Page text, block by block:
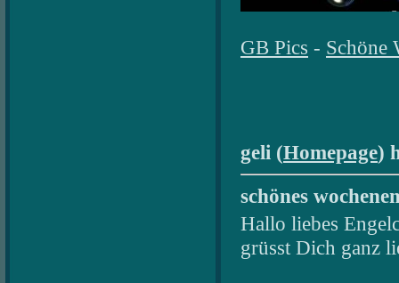
GB Pics - Schöne
geli (Homepage)
schönes
Hallo liebes
grüsst Dich ganz